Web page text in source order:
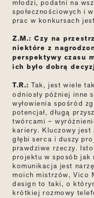
młodzi, podatni na
społecznościowych i
prac w konkursach
Z.M.: Czy na
niektóre z
perspektywy czasu
ich było dobrą
T.R.: Tak, jest wiele
odniosły później inne
wyłowienia spośród
potencjał, długą
twórcami –
kariery. Kluczowy jest
głębi serca i duszy
prawdziwe rzeczy.
projektu w sposób jak
komunikacja jest
moich mistrzów, Vico
design to taki, o
krótkiej rozmowy